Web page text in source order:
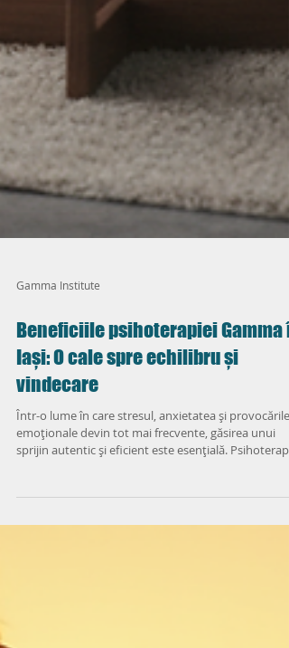
Gamma Institute
Beneficiile psihoterapiei Gamma
Iași: O cale spre echilibru și
vindecare
sprijin autentic și eficient este esențială. Psihoterapia